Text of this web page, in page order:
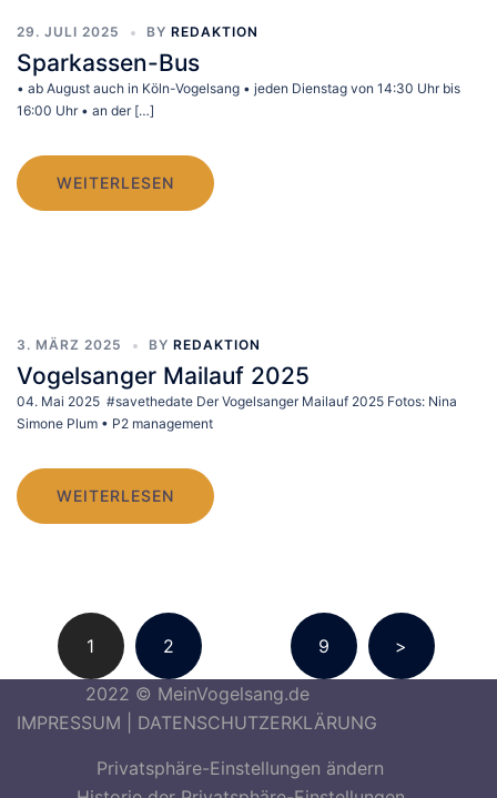
29. JULI 2025 BY REDAKTION
Sparkassen-Bus
• ab August auch in Köln-Vogelsang • jeden Dienstag von 14:30 Uhr bis
16:00 Uhr • an der […]
WEITERLESEN
3. MÄRZ 2025 BY REDAKTION
Vogelsanger Mailauf 2025
04. Mai 2025 #savethedate Der Vogelsanger Mailauf 2025 Fotos: Nina
Simone Plum • P2 management
WEITERLESEN
Seitennummerierung
Beiträge
1 2 9 >
2022 © MeinVogelsang.de
IMPRESSUM
DATENSCHUTZERKLÄRUNG
Privatsphäre-Einstellungen ändern